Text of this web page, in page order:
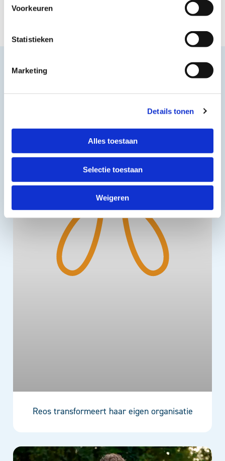
Voorkeuren
Statistieken
Marketing
Details tonen
Alles toestaan
Selectie toestaan
Weigeren
Reos transformeert haar eigen organisatie